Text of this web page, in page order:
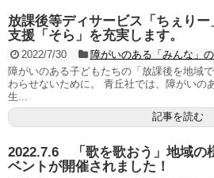
放課後等ディサービス「ちぇり
支援「そら」を充実します。
2022/7/30
障がいのある「みんな」
障がいのある子どもたちの「放課後を地域
わらせないために。 青丘社では、障がいの
生...
記事を読む
2022.7.6 「歌を歌おう」地域の
ベントが開催されました！